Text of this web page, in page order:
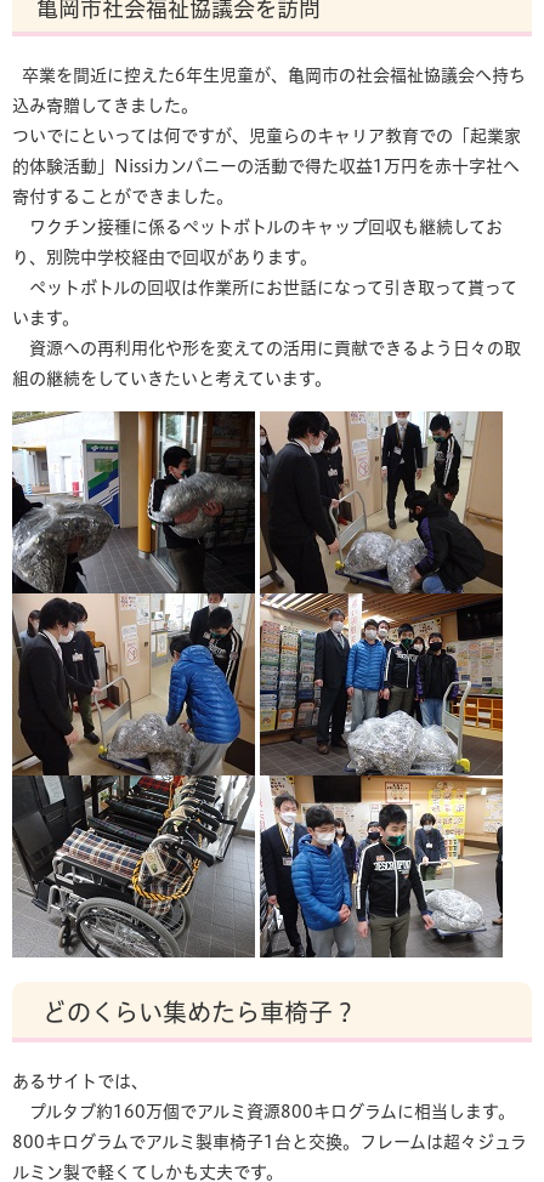
亀岡市社会福祉協議会を訪問
卒業を間近に控えた6年生児童が、亀岡市の社会福祉協議会へ持ち
込み寄贈してきました。
ついでにといっては何ですが、児童らのキャリア教育での「起業家
的体験活動」Nissiカンパニーの活動で得た収益1万円を赤十字社へ
寄付することができました。
ワクチン接種に係るペットボトルのキャップ回収も継続してお
り、別院中学校経由で回収があります。
ペットボトルの回収は作業所にお世話になって引き取って貰って
います。
資源への再利用化や形を変えての活用に貢献できるよう日々の取
組の継続をしていきたいと考えています。
どのくらい集めたら車椅子？
あるサイトでは、
プルタブ約160万個でアルミ資源800キログラムに相当します。
800キログラムでアルミ製車椅子1台と交換。フレームは超々ジュラ
ルミン製で軽くてしかも丈夫です。